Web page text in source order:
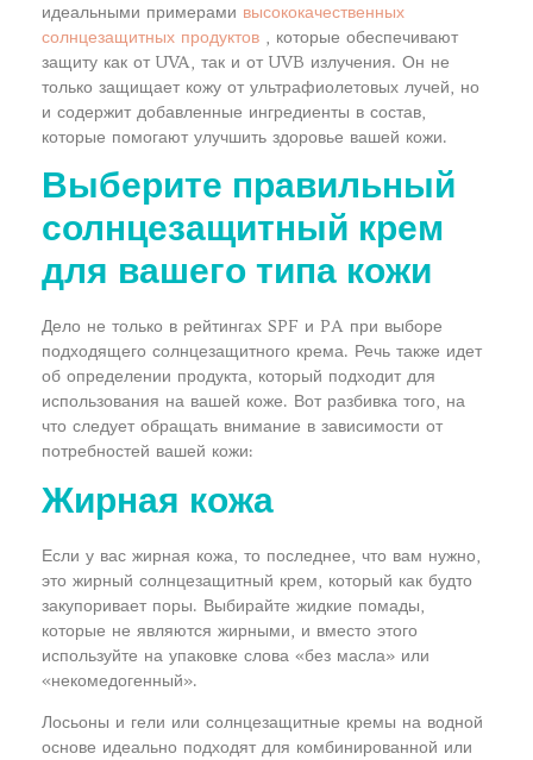
идеальными примерами высококачественных
солнцезащитных продуктов , которые обеспечивают
защиту как от UVA, так и от UVB излучения. Он не
только защищает кожу от ультрафиолетовых лучей, но
и содержит добавленные ингредиенты в состав,
которые помогают улучшить здоровье вашей кожи.
Выберите правильный
солнцезащитный крем
для вашего типа кожи
Дело не только в рейтингах SPF и PA при выборе
подходящего солнцезащитного крема. Речь также идет
об определении продукта, который подходит для
использования на вашей коже. Вот разбивка того, на
что следует обращать внимание в зависимости от
потребностей вашей кожи:
Жирная кожа
Если у вас жирная кожа, то последнее, что вам нужно,
это жирный солнцезащитный крем, который как будто
закупоривает поры. Выбирайте жидкие помады,
которые не являются жирными, и вместо этого
используйте на упаковке слова «без масла» или
«некомедогенный».
Лосьоны и гели или солнцезащитные кремы на водной
основе идеально подходят для комбинированной или